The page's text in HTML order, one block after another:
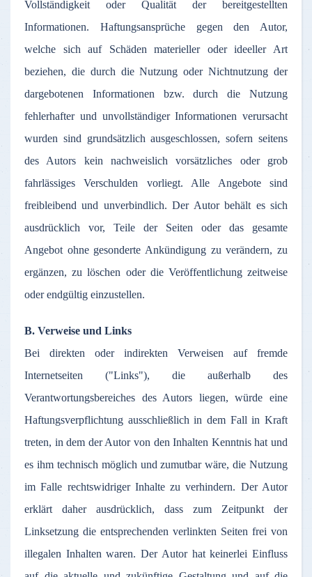
Vollständigkeit
oder Qualität der
bereitgestellten
Informationen. Haftungsansprüche gegen den Autor,
welche
sich auf Schäden materieller oder ideellerArt
beziehen, die durch dieNutzung oder Nichtnutzung der
dargebotenen
Informationen bzw.durch dieNutzung
fehlerhafterund unvollständiger Informationen verursacht
wurden sind grundsätzlich ausgeschlossen,sofern seitens
des Autors kein nachweislich vorsätzliches oder
grob
fahrlässiges
Verschulden vorliegt. Alle Angebote
sind
freibleibend und unverbindlich.Der Autor behält es sich
ausdrücklich
vor, Teile der Seiten oder das
gesamte
Angebot ohne gesonderte Ankündigung zu verändern,zu
ergänzen,zu löschen oderdie Veröffentlichung zeitweise
oder endgültig einzustellen.
B. Verweise und Links
Bei
direkten oder indirekten Verweisen auf
fremde
Internetseiten ("Links"), die außerhalb des
Verantwortungsbereiches des Autors liegen,würde eine
Haftungsverpflichtung ausschließlich indem Fall in Kraft
treten, indem der Autorvon denInhalten Kenntnishat und
es ihm technisch möglich undzumutbar wäre, die Nutzung
im Falle rechtswidriger Inhalte zu verhindern. Der Autor
erklärt
daher ausdrücklich, dass zum Zeitpunkt
der
Linksetzung die entsprechenden verlinkten Seiten frei von
illegalen Inhalten waren.Der Autorhatkeinerlei Einfluss